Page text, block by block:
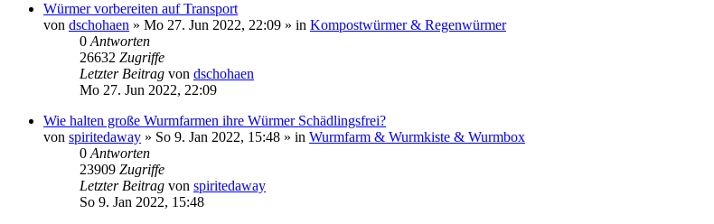
Würmer vorbereiten auf Transport
von dschohaen » Mo 27. Jun 2022, 22:09 » in Kompostwürmer & Regenwürmer
0 Antworten
26632 Zugriffe
Letzter Beitrag von dschohaen
Mo 27. Jun 2022, 22:09
Wie halten große Wurmfarmen ihre Würmer Schädlingsfrei?
von spiritedaway » So 9. Jan 2022, 15:48 » in Wurmfarm & Wurmkiste & Wurmbox
0 Antworten
23909 Zugriffe
Letzter Beitrag von spiritedaway
So 9. Jan 2022, 15:48